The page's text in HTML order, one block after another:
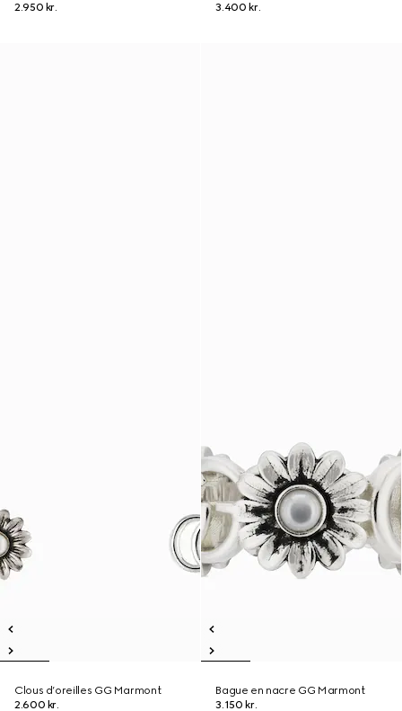
2.950 kr.
3.400 kr.
Clous d’oreilles GG Marmont
2.600 kr.
Bague en nacre GG Marmont
3.150 kr.